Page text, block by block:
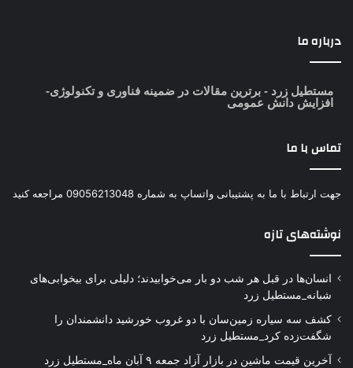
درباره ما
مستطیل زرد - برترین مقالات در ضمینه فناوری و تکنولوژی-
افزایش دانش عمومی
تماس با ما
جهت ارتباط با ما به پشتیبانی واتساپ به شماره 09056213048 مراجعه کنید
نوشته‌های تازه
انسان‌ها در قبل هر شب دو بار می‌خوابیدند؛ دلیلی برای بیخوابی‌های
شبانه_مستطیل زرد
کشف سه سیاره زمین‌سان با دو غروب خورشید دانشمندان را
شگفت‌زده کرد_مستطیل زرد
آخرین قیمت ماشین در بازار آزاد جمعه ۹ آبان ماه_مستطیل زرد